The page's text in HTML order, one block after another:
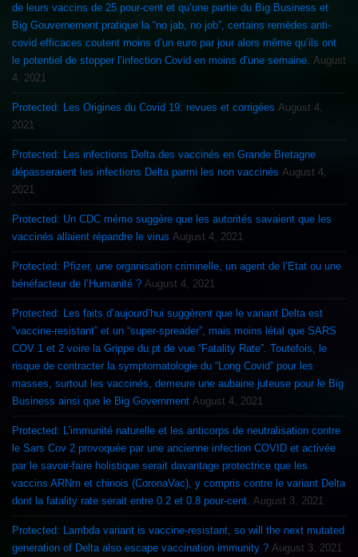
de leurs vaccins de 25 pour-cent et qu’une partie du Big Business et
Big Gouvernement pratique la “no jab, no job”, certains remèdes anti-
covid efficaces coutent moins d’un euro par jour alors même qu’ils ont
le potentiel de stopper l’infection Covid en moins d’une semaine. August
4, 2021
Protected: Les Origines du Covid 19: revues et corrigées August 4,
2021
Protected: Les infections Delta des vaccinés en Grande Bretagne
dépasseraient les infections Delta parmi les non vaccinés August 4,
2021
Protected: Un CDC mémo suggère que les autorités savaient que les
vaccinés allaient répandre le virus August 4, 2021
Protected: Pfizer, une organisation criminelle, un agent de l’Etat ou une
bénéfacteur de l’Humanité ? August 4, 2021
Protected: Les faits d’aujourd’hui suggèrent que le variant Delta est
“vaccine-resistant” et un “super-spreader”, mais moins létal que SARS
COV 1 et 2 voire la Grippe du pt de vue “Fatality Rate”. Toutefois, le
risque de contracter la symptomatologie du “Long Covid” pour les
masses, surtout les vaccinés, demeure une aubaine juteuse pour le Big
Business ainsi que le Big Government August 4, 2021
Protected: L’immunité naturelle et les anticorps de neutralisation contre
le Sars Cov 2 provoquée par une ancienne infection COVID et activée
par le savoir-faire holistique serait davantage protectrice que les
vaccins ARNm et chinois (CoronaVac), y compris contre le variant Delta
dont la fatality rate serait entre 0.2 et 0.8 pour-cent. August 3, 2021
Protected: Lambda variant is vaccine-resistant, so will the next mutated
generation of Delta also escape vaccination immunity ? August 3, 2021